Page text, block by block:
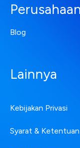
Perusahaan
Blog
Lainnya
Kebijakan Privasi
Syarat & Ketentuan